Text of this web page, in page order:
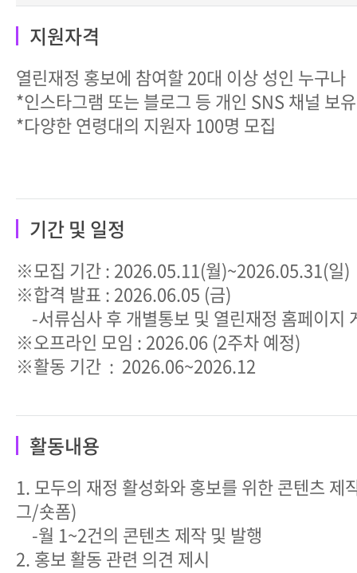
지원자격
열린재정 홍보에 참여할 20대 이상 성인 누구나
*인스타그램 또는 블로그 등 개인 SNS 채널 보
*다양한 연령대의 지원자 100명 모집
기간 및 일정
※모집 기간 : 2026.05.11(월)~2026.05.31(일)
※합격 발표 : 2026.06.05 (금)
-서류심사 후 개별통보 및 열린재정 홈페이지
※오프라인 모임 : 2026.06 (2주차 예정)
※활동 기간 : 2026.06~2026.12
활동내용
1. 모두의 재정 활성화와 홍보를 위한 콘텐츠 제
그/숏폼)
-월 1~2건의 콘텐츠 제작 및 발행
2. 홍보 활동 관련 의견 제시